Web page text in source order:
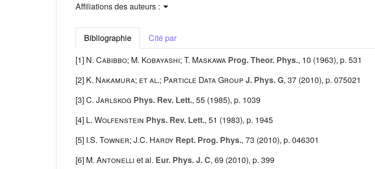
Affiliations des auteurs :
Bibliographie
Cité par
[1] N. Cabibbo; M. Kobayashi; T. Maskawa Prog. Theor. Phys., 10 (1963), p. 531
[2] K. Nakamura; et al.; Particle Data Group J. Phys. G, 37 (2010), p. 075021
[3]C. Jarlskog Phys. Rev. Lett., 55 (1985), p. 1039
[4] L. Wolfenstein Phys. Rev. Lett., 51 (1983), p. 1945
[5] I.S. Towner; J.C. Hardy Rept. Prog. Phys., 73 (2010), p. 046301
[6] M. Antonelli et al. Eur. Phys. J. C, 69 (2010), p. 399